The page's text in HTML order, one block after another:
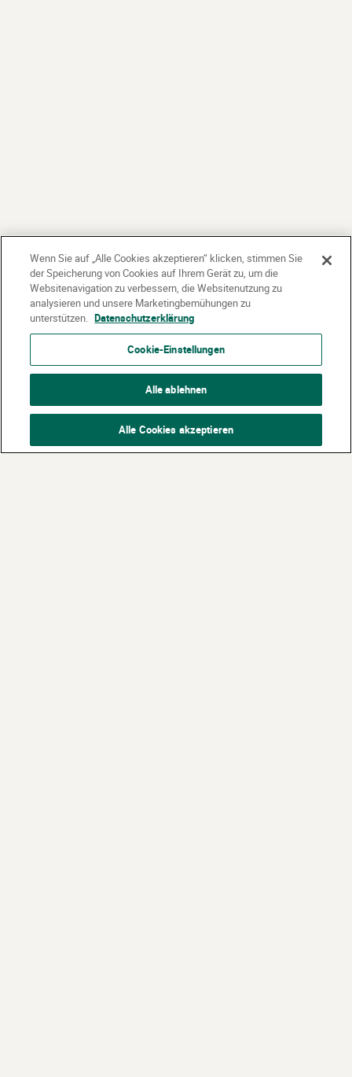
Wenn Sie auf „Alle Cookies akzeptieren“ klicken, stimmen Sie
der Speicherung von Cookies auf Ihrem Gerät zu, um die
Websitenavigation zu verbessern, die Websitenutzung zu
analysieren und unsere Marketingbemühungen zu
unterstützen. Datenschutzerklärung
Cookie-Einstellungen
Alle ablehnen
Alle Cookies akzeptieren